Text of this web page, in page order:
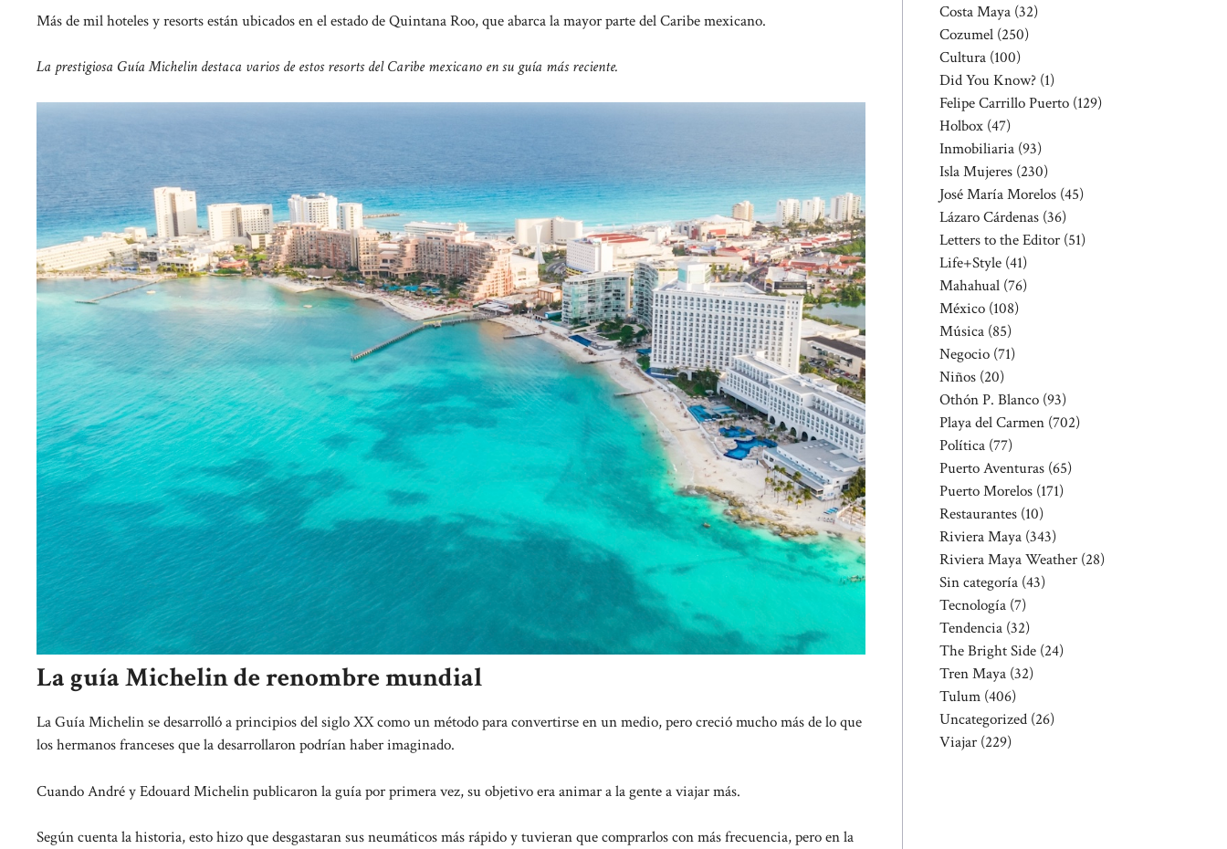
Más de mil hoteles y resorts están ubicados en el estado de Quintana Roo, que abarca la mayor parte del Caribe mexicano.
La prestigiosa Guía Michelin destaca varios de estos resorts del Caribe mexicano en su guía más reciente.
La guía Michelin de renombre mundial
La Guía Michelin se desarrolló a principios del siglo XX como un método para convertirse en un medio, pero creció mucho más de lo que
los hermanos franceses que la desarrollaron podrían haber imaginado.
Cuando André y Edouard Michelin publicaron la guía por primera vez, su objetivo era animar a la gente a viajar más.
Según cuenta la historia, esto hizo que desgastaran sus neumáticos más rápido y tuvieran que comprarlos con más frecuencia, pero en la
Costa Maya (32)
Cozumel (250)
Cultura (100)
Did You Know? (1)
Felipe Carrillo Puerto (129)
Holbox (47)
Inmobiliaria (93)
Isla Mujeres (230)
José María Morelos (45)
Lázaro Cárdenas (36)
Letters to the Editor (51)
Life+Style (41)
Mahahual (76)
México (108)
Música (85)
Negocio (71)
Niños (20)
Othón P. Blanco (93)
Playa del Carmen (702)
Política (77)
Puerto Aventuras (65)
Puerto Morelos (171)
Restaurantes (10)
Riviera Maya (343)
Riviera Maya Weather (28)
Sin categoría (43)
Tecnología (7)
Tendencia (32)
The Bright Side (24)
Tren Maya (32)
Tulum (406)
Uncategorized (26)
Viajar (229)